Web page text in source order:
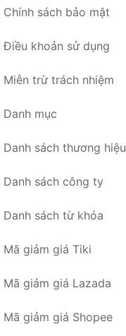
Chính sách bảo mật
Điều khoản sử dụng
Miễn trừ trách nhiệm
Danh mục
Danh sách thương hiệu
Danh sách công ty
Danh sách từ khóa
Mã giảm giá Tiki
Mã giảm giá Lazada
Mã giảm giá Shopee